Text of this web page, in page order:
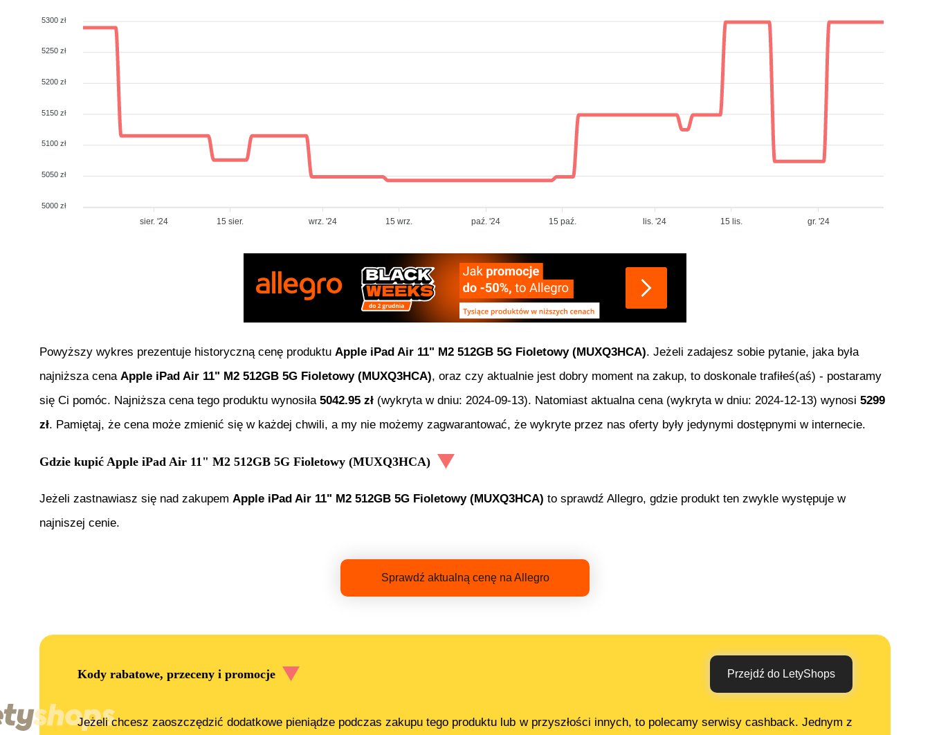
5300 zł
5250 zł
5200 zł
5150 zł
5100 zł
5050 zł
5000 zł
sier. '24 15 sier. wrz. '24 15 wrz. paź. '24 15 paź. lis. '24 15 lis. gr. '24
Powyższy wykres prezentuje historyczną cenę produktu Apple iPad Air 11" M2 512GB 5G Fioletowy (MUXQ3HCA). Jeżeli zadajesz sobie pytanie, jaka była
najniższa cena Apple iPad Air 11" M2 512GB 5G Fioletowy (MUXQ3HCA), oraz czy aktualnie jest dobry moment na zakup, to doskonale trafiłeś(aś) - postaramy
się Ci pomóc. Najniższa cena tego produktu wynosiła 5042.95 zł (wykryta w dniu: 2024-09-13). Natomiast aktualna cena (wykryta w dniu: 2024-12-13) wynosi 5299
zł. Pamiętaj, że cena może zmienić się w każdej chwili, a my nie możemy zagwarantować, że wykryte przez nas oferty były jedynymi dostępnymi w internecie.
Gdzie kupić Apple iPad Air 11" M2 512GB 5G Fioletowy (MUXQ3HCA)
Jeżeli zastnawiasz się nad zakupem Apple iPad Air 11" M2 512GB 5G Fioletowy (MUXQ3HCA) to sprawdź Allegro, gdzie produkt ten zwykle występuje w
najniszej cenie.
Sprawdź aktualną cenę na Allegro
Kody rabatowe, przeceny i promocje Przejdź do LetyShops
Jeżeli chcesz zaoszczędzić dodatkowe pieniądze podczas zakupu tego produktu lub w przyszłości innych, to polecamy serwisy cashback. Jednym z